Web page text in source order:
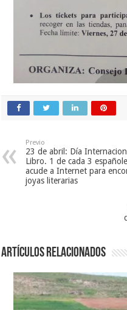
Previo
23 de abril: Día
Libro. 1 de cada 3
acude a Internet para
joyas literarias
Artículos relacionados